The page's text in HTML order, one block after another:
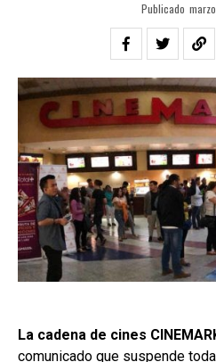
Publicado
La cadena de cines
comunicado que suspende